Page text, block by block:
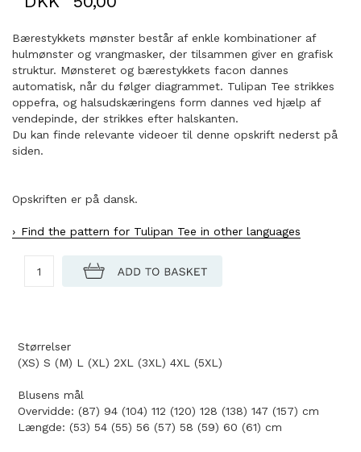
Bærestykkets mønster består af enkle kombinationer af
hulmønster og vrangmasker, der tilsammen giver en grafisk
struktur. Mønsteret og bærestykkets facon dannes
automatisk, når du følger diagrammet. Tulipan Tee strikkes
oppefra, og halsudskæringens form dannes ved hjælp af
vendepinde, der strikkes efter halskanten.
Du kan finde relevante videoer til denne opskrift nederst på
siden.
Opskriften er på dansk.
Find the pattern for Tulipan Tee in other languages
Størrelser
(XS) S (M) L (XL) 2XL (3XL) 4XL (5XL)
Blusens mål
Overvidde: (87) 94 (104) 112 (120) 128 (138) 147 (157) cm
Længde: (53) 54 (55) 56 (57) 58 (59) 60 (61) cm